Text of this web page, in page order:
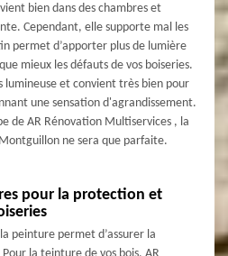
bien dans des chambres et
Cependant, elle supporte mal les
permet d’apporter plus de lumière
mieux les défauts de vos boiseries.
lumineuse et convient très bien pour
une sensation d'agrandissement.
de AR Rénovation Multiservices , la
ne sera que parfaite.
pour la protection et
peinture permet d’assurer la